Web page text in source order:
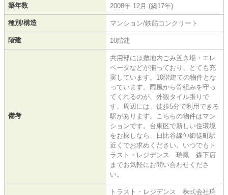
築年数 2008年 12月 (築17年)
種別/構造 マンション/鉄筋コンクリート
階建 10階建
備考
共用部には敷地内ごみ置き場・エレ
ベータなどが揃っており、とても充
実しています。10階建ての物件とな
っています。雨風から骨組みを守っ
てくれるのが、外観タイル張りで
す。周辺には、徒歩5分で利用できる
駅があります。こちらの物件はマン
ションです。台東区で新しい住環境
をお探しなら、日比谷線仲御徒町駅
近くでお求めください。いつでもト
ラスト・レジデンス 瑞鳳 森下店
までお気軽にお問い合わせくださ
い。
トラスト・レジデンス 株式会社瑞